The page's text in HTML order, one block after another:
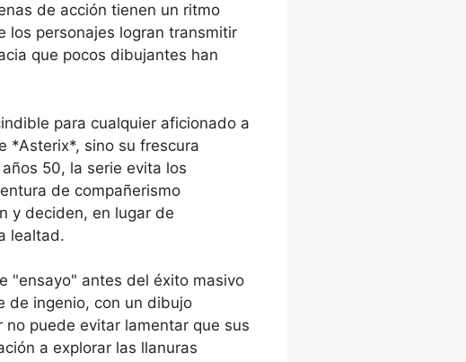
de acción tienen un ritmo
los personajes logran transmitir
que pocos dibujantes han
para cualquier aficionado a
*Asterix*, sino su frescura
50, la serie evita los
de compañerismo
y deciden, en lugar de
lealtad.
"ensayo" antes del éxito masivo
de ingenio, con un dibujo
puede evitar lamentar que sus
a explorar las llanuras